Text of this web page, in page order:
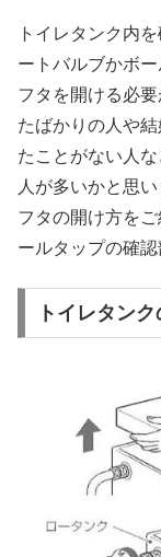
トイレタンク内
ートバルブかボ
フタを開ける必
たばかりの人や
たことがない人
人が多いかと思
フタの開け方を
ールタップの確
トイレタン